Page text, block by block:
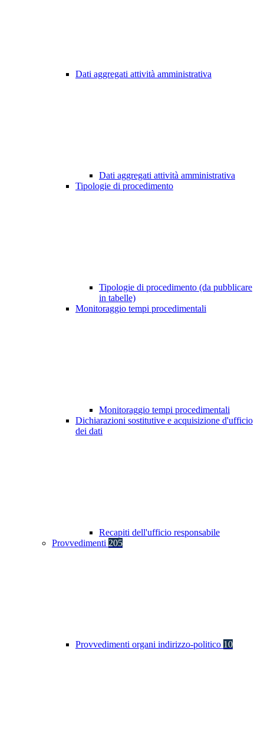
Dati aggregati attività amministrativa
Dati aggregati attività amministrativa
Tipologie di procedimento
Tipologie di procedimento (da pubblicare
in tabelle)
Monitoraggio tempi procedimentali
Monitoraggio tempi procedimentali
Dichiarazioni sostitutive e acquisizione d'ufficio
dei dati
Recapiti dell'ufficio responsabile
Provvedimenti 205
Provvedimenti organi indirizzo-politico 10